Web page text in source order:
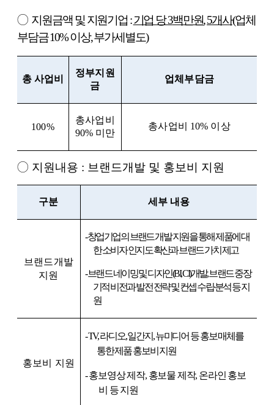
◯ 지 원금액 및 지원기업 :기업 당3백만원, 5개사(업체
부담금10%이상,부가세별도)
총 사업비
정부지원
금
업체부담금
100%
총사업비
90% 미만
총사업비 10% 이상
◯ 지원내용 : 브랜드개발 및 홍보비 지원
구분 세부 내용
브랜드개발
지원
-창업기업의 브랜드 개발 지원을 통해 제품에 대
한 소비자 인지도 확산과 브랜드 가치 제고
-브랜드 네이밍 및 디자인(BI, CI)개발,브랜드 중장
기적 비전과 발전 전략 및 컨셉 수립∙분석 등 지
원
홍보비 지원
- TV,라디오,일간지 ,뉴미디어 등 홍보 매체를
통한 제품 홍보비 지원
-홍보영상 제작, 홍보물 제작, 온라인 홍보
비 등 지원